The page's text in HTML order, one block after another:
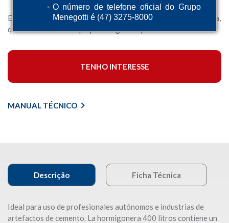
O número de telefone oficial do Grupo
Menegotti é (47) 3275-8000
Es un equipo proyectado para capacidad de producción variada,
que atiende obras de pequeño a grande porte.
TENHO INTERESSE
MANUAL TÉCNICO
Descrição Ficha Técnica
Ideal para uso de profesionales autónomos e industrias de
artefactos de cemento. La hormigonera 400 litros contiene un